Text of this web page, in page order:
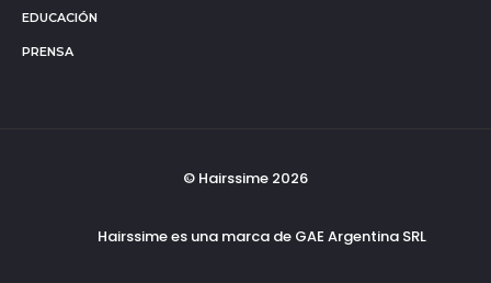
EDUCACIÓN
PRENSA
© Hairssime 2026
Hairssime es una marca de GAE Argentina SRL